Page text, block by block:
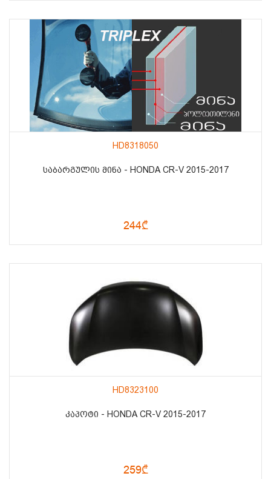
HD8318050
ᲡᲐᲑᲐᲠᲒᲣᲚᲘᲡ ᲛᲘᲜᲐ - HONDA CR-V 2015-2017
244₾
HD8323100
ᲙᲐᲞᲝᲢᲘ - HONDA CR-V 2015-2017
259₾